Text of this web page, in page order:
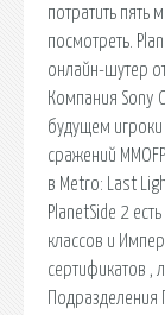
потратить пять
посмотреть.
онлайн-шутер
Компания Sony
будущем
сражений
в Metro: Last
PlanetSide 2
классов и
сертификатов ,